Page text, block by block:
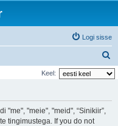
Logi sisse
t
Keel:
"me", "meie", "meid", “Sinikiir”,
tingimustega. If you do not